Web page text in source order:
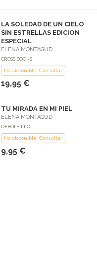
LA SOLEDAD DE UN CIELO
SIN ESTRELLAS EDICION
ESPECIAL
ELENA MONTAGUD
CROSS BOOKS
No disponible: Consultar
19,95 €
TU MIRADA EN MI PIEL
ELENA MONTAGUD
DEBOLSILLO
No disponible: Consultar
9,95 €